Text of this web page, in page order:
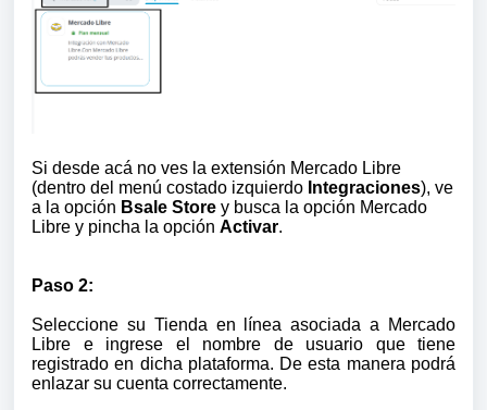
Si desde acá no ves la extensión Mercado Libre
(dentro del menú costado izquierdo Integraciones), ve
a la opción Bsale Store y busca la opción Mercado
Libre y pincha la opción Activar.
Paso 2:
Seleccione su Tienda en línea asociada a Mercado
Libre e ingrese el nombre de usuario que tiene
registrado en dicha plataforma. De esta manera podrá
enlazar su cuenta correctamente.